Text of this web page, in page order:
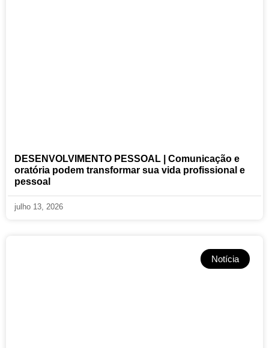
DESENVOLVIMENTO PESSOAL | Comunicação e
oratória podem transformar sua vida profissional e
pessoal
julho 13, 2026
Notícia